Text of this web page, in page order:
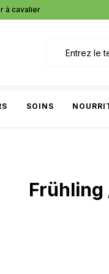
à cavalier
SOINS
Frühling